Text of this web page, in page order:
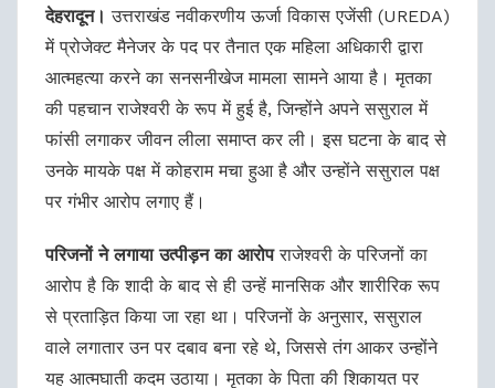
देहरादून। उत्तराखंड नवीकरणीय ऊर्जा विकास एजेंसी (UREDA)
में प्रोजेक्ट मैनेजर के पद पर तैनात एक महिला अधिकारी द्वारा
आत्महत्या करने का सनसनीखेज मामला सामने आया है। मृतका
की पहचान राजेश्वरी के रूप में हुई है, जिन्होंने अपने ससुराल में
फांसी लगाकर जीवन लीला समाप्त कर ली। इस घटना के बाद से
उनके मायके पक्ष में कोहराम मचा हुआ है और उन्होंने ससुराल पक्ष
पर गंभीर आरोप लगाए हैं।
परिजनों ने लगाया उत्पीड़न का आरोपराजेश्वरी के परिजनों का
आरोप है कि शादी के बाद से ही उन्हें मानसिक और शारीरिक रूप
से प्रताड़ित किया जा रहा था। परिजनों के अनुसार, ससुराल
वाले लगातार उन पर दबाव बना रहे थे, जिससे तंग आकर उन्होंने
यह आत्मघाती कदम उठाया। मृतका के पिता की शिकायत पर